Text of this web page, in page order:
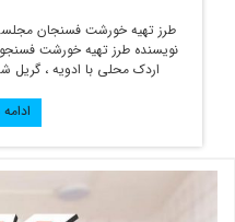
طرز تهیه خورشت فسنجان
نویسنده طرز تهیه خورشت
اردک محلی با ادویه ،